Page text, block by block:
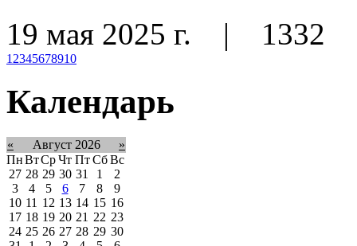
19 мая 2025 г. | 1332
1 2345678910
Календарь
« Август 2026
»
ПнВтСрЧт Пт Сб Вс
27 28 29 30 31 1
2
3
4 5 6 7 8
9
10 11 12 13 14 15 16
17 18 19 20 21 22 23
24 25 26 27 28 29 30